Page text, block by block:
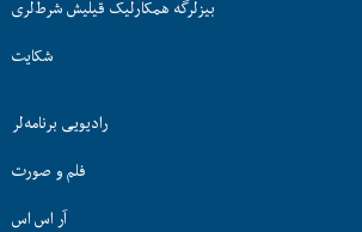
بیزلرگه همکارلیک قیلیش شرط‌لری
شکایت
رادیویی برنامه‌لر
فلم و صورت
آر اس اس